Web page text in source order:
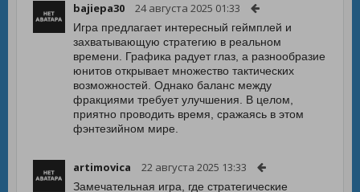
bajiepa30 24 августа 2025 01:33
Игра предлагает интересный геймплей и
захватывающую стратегию в реальном
времени. Графика радует глаз, а разнообразие
юнитов открывает множество тактических
возможностей. Однако баланс между
фракциями требует улучшения. В целом,
приятно проводить время, сражаясь в этом
фэнтезийном мире.
artimovica 22 августа 2025 13:33
Замечательная игра, где стратегические